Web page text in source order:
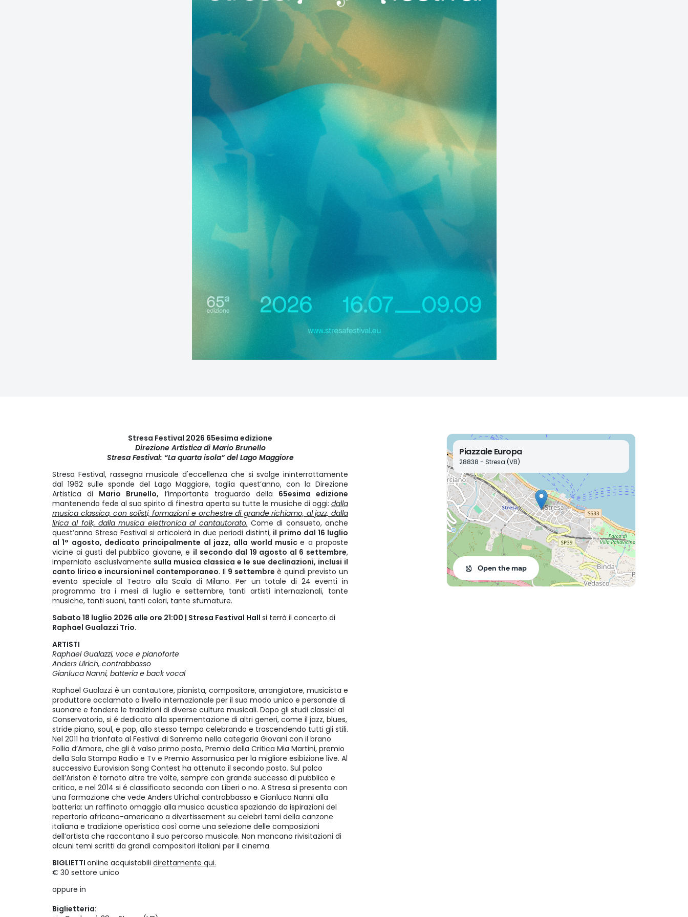
Stresa Festival 2026 65esima edizione
Direzione Artistica di Mario Brunello
Stresa Festival: “La quarta isola” del Lago Maggiore
Stresa Festival, rassegna musicale d'eccellenza che si svolge ininterrottamente
dal 1962 sulle sponde del Lago Maggiore, taglia quest’anno, con la Direzione
Artistica di Mario Brunello, l’importante traguardo della 65esima edizione
mantenendo fede al suo spirito di finestra aperta su tutte le musiche di oggi: dalla
musica classica, con solisti, formazioni e orchestre di grande richiamo, al jazz, dalla
lirica al folk, dalla musica elettronica al cantautorato. Come di consueto, anche
quest’anno Stresa Festival si articolerà in due periodi distinti, il primo dal 16 luglio
al 1° agosto, dedicato principalmente al jazz, alla world musice a proposte
vicine ai gusti del pubblico giovane, e il secondo dal 19 agosto al 6 settembre,
imperniato esclusivamente sulla musica classica e le sue declinazioni, inclusi il
canto lirico e incursioni nel contemporaneo. Il 9 settembre è quindi previsto un
evento speciale al Teatro alla Scala di Milano. Per un totale di 24 eventi in
programma tra i mesi di luglio e settembre, tanti artisti internazionali, tante
musiche, tanti suoni, tanti colori, tante sfumature.
Sabato 18 luglio 2026 alle ore 21:00 | Stresa Festival Hall si terrà il concerto di
Raphael Gualazzi Trio.
ARTISTI
Raphael Gualazzi, voce e pianoforte
Anders Ulrich, contrabbasso
Gianluca Nanni, batteria e back vocal
Raphael Gualazzi è un cantautore, pianista, compositore, arrangiatore, musicista e
produttore acclamato a livello internazionale per il suo modo unico e personale di
suonare e fondere le tradizioni di diverse culture musicali. Dopo gli studi classici al
Conservatorio, si é dedicato alla sperimentazione di altri generi, come il jazz, blues,
stride piano, soul, e pop, allo stesso tempo celebrando e trascendendo tutti gli stili.
Nel 2011 ha trionfato al Festival di Sanremo nella categoria Giovani con il brano
Follia d’Amore, che gli è valso primo posto, Premio della Critica Mia Martini, premio
della Sala Stampa Radio e Tv e Premio Assomusica per la migliore esibizione live. Al
successivo Eurovision Song Contest ha ottenuto il secondo posto. Sul palco
dell’Ariston è tornato altre tre volte, sempre con grande successo di pubblico e
critica, e nel 2014 si é classificato secondo con Liberi o no. A Stresa si presenta con
una formazione che vede Anders Ulrichal contrabbasso e Gianluca Nanni alla
batteria: un raffinato omaggio alla musica acustica spaziando da ispirazioni del
repertorio africano-americano a divertissement su celebri temi della canzone
italiana e tradizione operistica così come una selezione delle composizioni
dell’artista che raccontano il suo percorso musicale. Non mancano rivisitazioni di
alcuni temi scritti da grandi compositori italiani per il cinema.
BIGLIETTI online acquistabili direttamente qui.
€ 30 settore unico
oppure in
Biglietteria:
Piazzale Europa
28838 - Stresa (VB)
Open the map